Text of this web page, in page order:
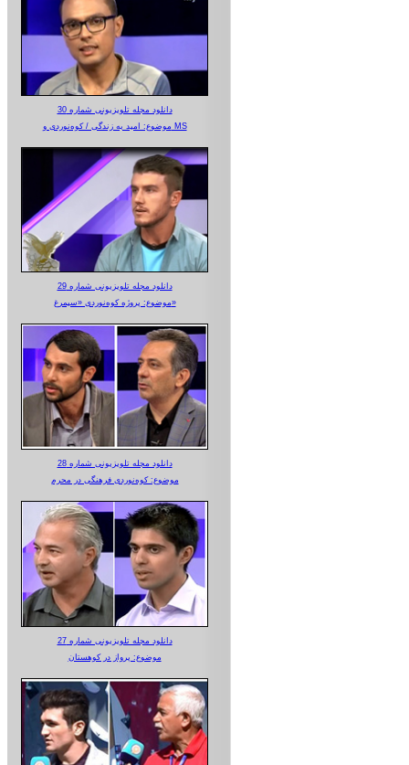
دانلود مجله تلویزیونی شماره 30
موضوع: امید به زندگی / کوه‌نوردی و MS
دانلود مجله تلویزیونی شماره 29
موضوع: پروژه کوه‌نوردی «سیمرغ»
دانلود مجله تلویزیونی شماره 28
موضوع: کوه‌نوردی فرهنگی در محرم
دانلود مجله تلویزیونی شماره 27
موضوع: پرواز در کوهستان